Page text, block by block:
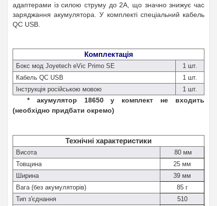
адаптерами із силою струму до 2A, що значно знижує час
заряджання акумулятора. У комплекті спеціальний кабель
QC USB.
Комплектація
Бокс мод Joyetech eVic Primo SE
1 шт.
Кабель QC USB
1 шт.
Інструкція російською мовою
1 шт.
* акумулятор 18650 у комплект не входить
(необхідно придбати окремо)
Технічні характеристики
Висота
80 мм
Товщина
25 мм
Ширина
39 мм
Вага (без акумуляторів)
85 г
Тип з'єднання
510